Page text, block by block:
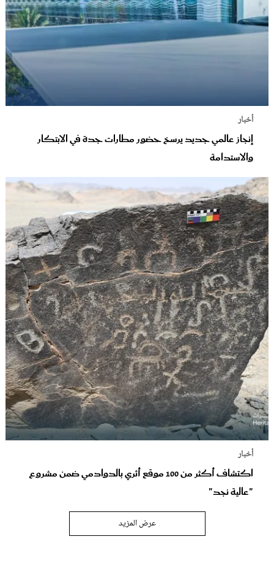
أخبار
إنجاز عالمي جديد يرسخ حضور مطارات جدة في الابتكار
والاستدامة
أخبار
اكتشاف أكثر من 100 موقع أثري بالدوادمي ضمن مشروع
"عالية نجد"
عرض المزيد